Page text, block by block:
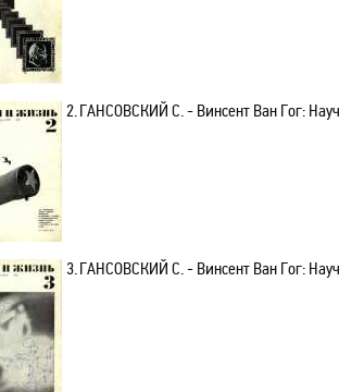
2.ГАНСОВСКИЙ С. - Винсент Ван Гог:
3.ГАНСОВСКИЙ С. - Винсент Ван Гог: